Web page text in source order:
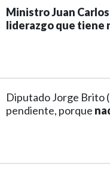
Ministro Juan
liderazgo que tiene
Diputado Jorge Brito
pendiente, porque